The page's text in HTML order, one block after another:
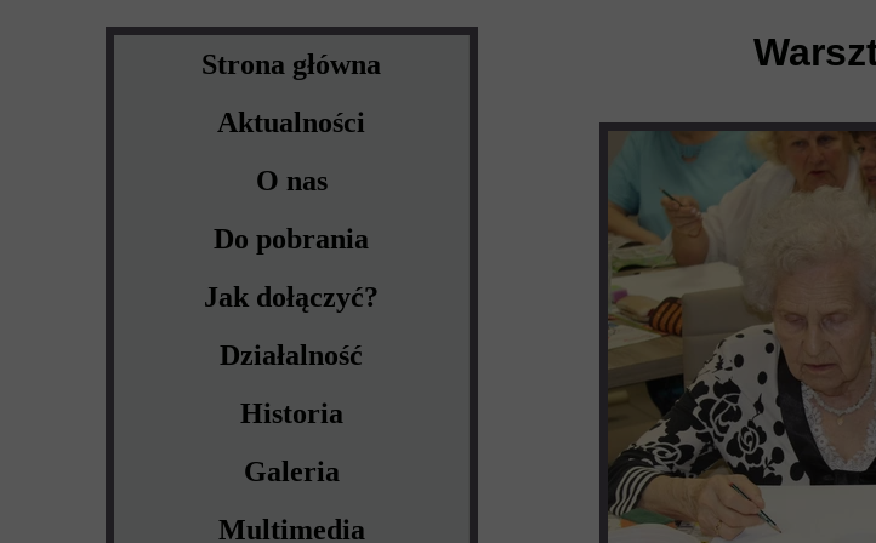
Strona główna
Aktualności
O nas
Do pobrania
Jak dołączyć?
Działalność
Historia
Galeria
Multimedia